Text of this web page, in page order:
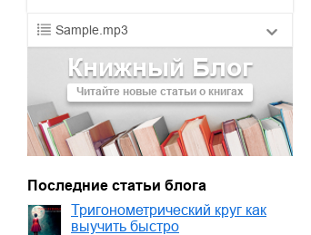
Sample.mp3
01.mp3 30:10
02.mp3
03.mp3 20:00
Книжный Блог
Читайте новые статьи о книгах
Последние статьи блога
Тригонометрический круг как
выучить быстро